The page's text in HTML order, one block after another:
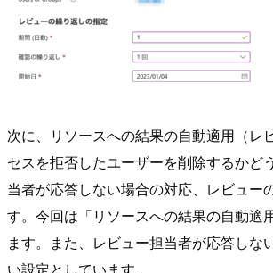
次に、リソースへの結果の自動適用（レ
セスを拒否したユーザーを削除するかど
当者が応答しない場合の対応、レビュー
す。今回は「リソースへの結果の自動適
ます。また、レビュー担当者が応答しな